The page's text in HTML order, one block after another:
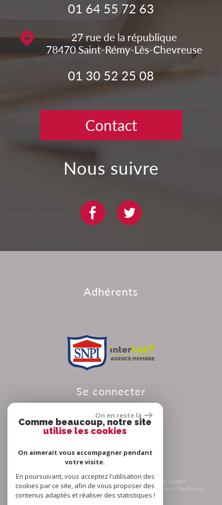
01 64 55 72 63
27 rue de la république
78470 Saint-Rémy-Lès-Chevreuse
01 30 52 25 08
Contact
Nous suivre
Adhérents
Se connecter
© 2026 | Tous droits réservés | Traduction powered by Google
Plan du site- Mentions légales- Nos honoraires-Liens- Admin - Toutes nos
annonces-Politique RGPD
On en reste là
Comme beaucoup, notre site
utilise les cookies
On aimerait vous accompagner pendant
votre visite.
En poursuivant, vous acceptez l'utilisation des
cookies par ce site, afin de vous proposer des
contenus adaptés et réaliser des statistiques !